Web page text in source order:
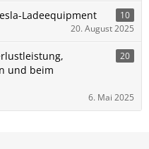
Ladeequipment
10
20. August 2025
und beim
20
6. Mai 2025